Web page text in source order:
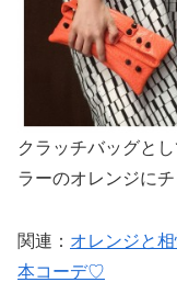
クラッチバッグと
ラーのオレンジに
関連： オレンジと
本コーデ♡